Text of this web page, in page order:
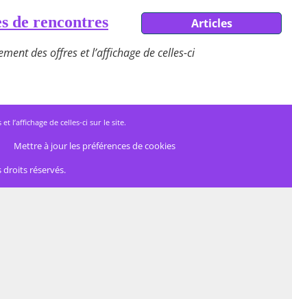
de rencontres
Articles
des offres et l’affichage de celles-ci
l’affichage de celles-ci sur le site.
Mettre à jour les préférences de cookies
droits réservés.